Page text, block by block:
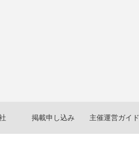
掲載申し込み 主催運営ガイド